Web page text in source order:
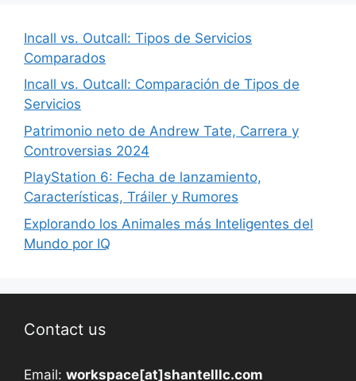
Incall vs. Outcall: Tipos de Servicios
Comparados
Incall vs. Outcall: Comparación de Tipos de
Servicios
Patrimonio neto de Andrew Tate, Carrera y
Controversias 2024
PlayStation 6: Fecha de lanzamiento,
Características, Tráiler y Rumores
Explorando los Animales más Inteligentes del
Mundo por IQ
Contact us
Email: workspace[at]shantelllc.com